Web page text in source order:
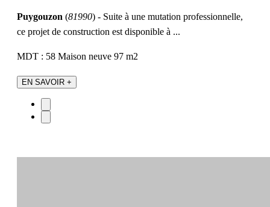
Puygouzon (81990) - Suite à une mutation professionnelle,
ce projet de construction est disponible à ...
MDT : 58 Maison neuve 97 m2
EN SAVOIR +